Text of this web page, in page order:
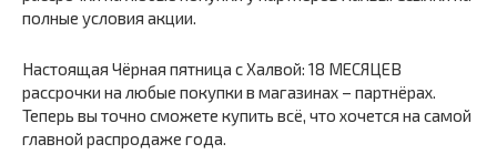
полные условия акции.
Настоящая Чёрная пятница с Халвой: 18 МЕСЯЦЕВ
рассрочки на любые покупки в магазинах – партнёрах.
Теперь вы точно сможете купить всё, что хочется на самой
главной распродаже года.